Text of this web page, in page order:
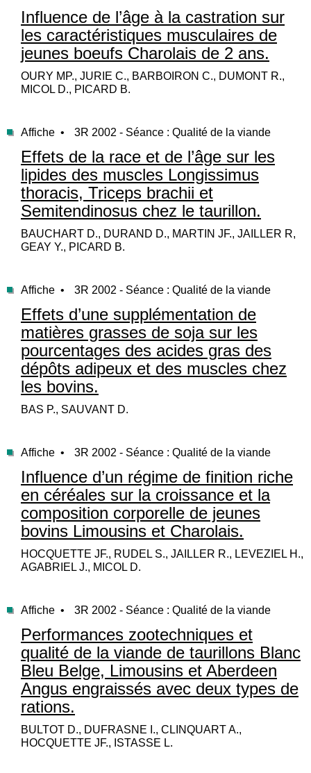
Influence de l’âge à la castration sur
les caractéristiques musculaires de
jeunes boeufs Charolais de 2 ans.
OURY MP., JURIE C., BARBOIRON C., DUMONT R.,
MICOL D., PICARD B.
Affiche • 3R 2002 - Séance : Qualité de la viande
Effets de la race et de l’âge sur les
lipides des muscles Longissimus
thoracis, Triceps brachii et
Semitendinosus chez le taurillon.
BAUCHART D., DURAND D., MARTIN JF., JAILLER R,
GEAY Y., PICARD B.
Affiche • 3R 2002 - Séance : Qualité de la viande
Effets d’une supplémentation de
matières grasses de soja sur les
pourcentages des acides gras des
dépôts adipeux et des muscles chez
les bovins.
BAS P., SAUVANT D.
Affiche • 3R 2002 - Séance : Qualité de la viande
Influence d’un régime de finition riche
en céréales sur la croissance et la
composition corporelle de jeunes
bovins Limousins et Charolais.
HOCQUETTE JF., RUDEL S., JAILLER R., LEVEZIEL H.,
AGABRIEL J., MICOL D.
Affiche • 3R 2002 - Séance : Qualité de la viande
Performances zootechniques et
qualité de la viande de taurillons Blanc
Bleu Belge, Limousins et Aberdeen
Angus engraissés avec deux types de
rations.
BULTOT D., DUFRASNE I., CLINQUART A.,
HOCQUETTE JF., ISTASSE L.